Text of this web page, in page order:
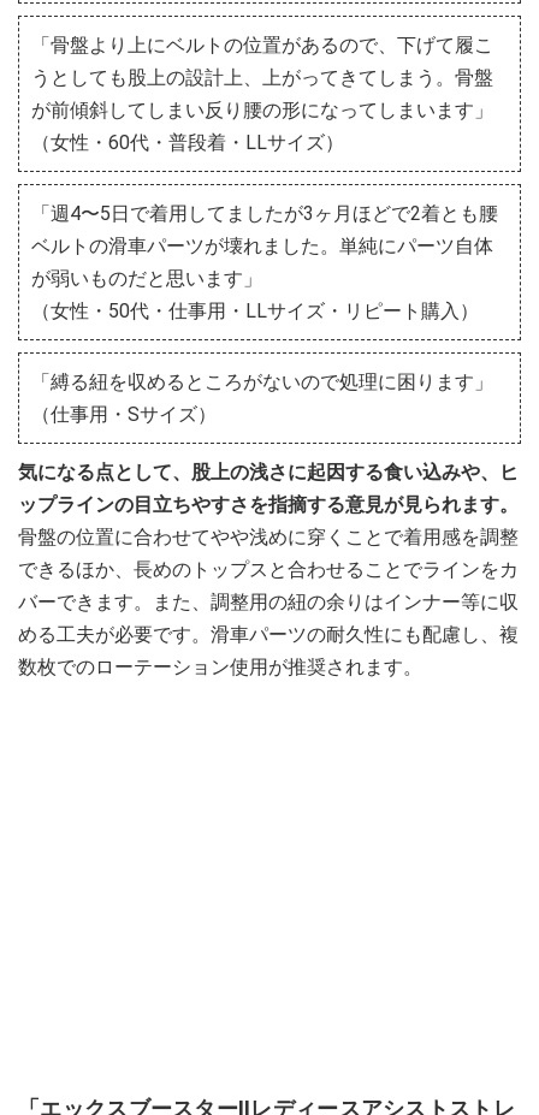
「骨盤より上にベルトの位置があるので、下げて履こ
うとしても股上の設計上、上がってきてしまう。骨盤
が前傾斜してしまい反り腰の形になってしまいます」
（女性・60代・普段着・LLサイズ）
「週4〜5日で着用してましたが3ヶ月ほどで2着とも腰
ベルトの滑車パーツが壊れました。単純にパーツ自体
が弱いものだと思います」
（女性・50代・仕事用・LLサイズ・リピート購入）
「縛る紐を収めるところがないので処理に困ります」
（仕事用・Sサイズ）
気になる点として、股上の浅さに起因する食い込みや、ヒ
ップラインの目立ちやすさを指摘する意見が見られます。
骨盤の位置に合わせてやや浅めに穿くことで着用感を調整
できるほか、長めのトップスと合わせることでラインをカ
バーできます。また、調整用の紐の余りはインナー等に収
める工夫が必要です。滑車パーツの耐久性にも配慮し、複
数枚でのローテーション使用が推奨されます。
「エックスブースターⅡレディースアシストストレ